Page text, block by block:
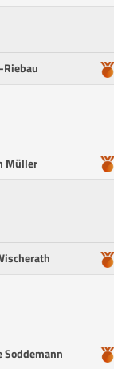
Riebau
Müller
Soddemann